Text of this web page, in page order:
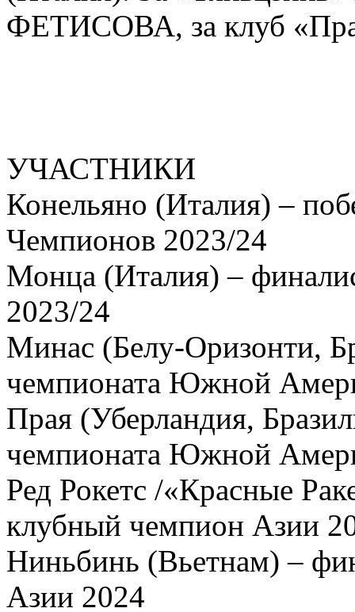
ФЕТИСОВА, за клуб
УЧАСТНИКИ
Конельяно (Италия) –
Чемпионов 2023/24
Монца (Италия) –
2023/24
Минас (Белу-Оризонти,
чемпионата Южной
Прая (Уберландия,
чемпионата Южной
Ред Рокетс /«Красные
клубный чемпион Азии
Ниньбинь (Вьетнам) –
Азии 2024